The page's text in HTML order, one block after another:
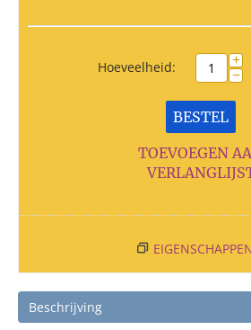
Hoeveelheid: +
−
BESTEL
TOEVOEGEN
Beschrijving